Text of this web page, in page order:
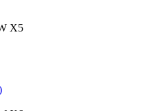
X5